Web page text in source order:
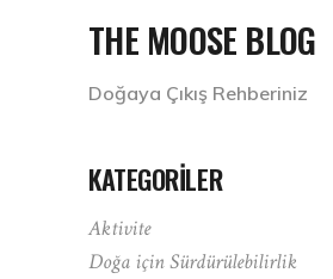
THE MOOSE BLOG
Doğaya Çıkış Rehberiniz
KATEGORILER
Aktivite
Doğa için Sürdürülebilirlik